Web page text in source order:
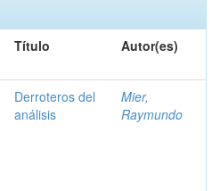
Título Autor(es)
Derroteros del
análisis
Mier,
Raymundo